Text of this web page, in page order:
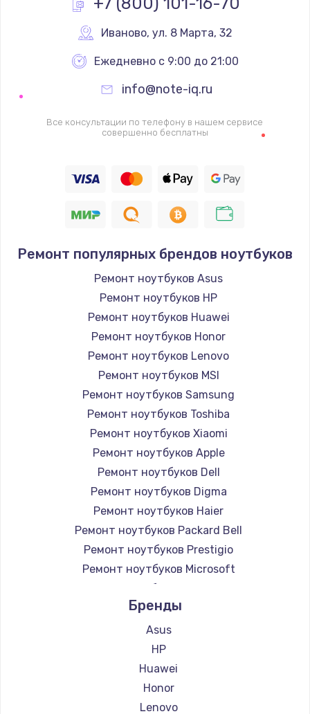
Иваново, ул. 8 Марта, 32
Ежедневно с 9:00 до 21:00
info@note-iq.ru
Все консультации по телефону в нашем сервисе
совершенно бесплатны
Ремонт популярных брендов ноутбуков
Ремонт ноутбуков Asus
Ремонт ноутбуков HP
Ремонт ноутбуков Huawei
Ремонт ноутбуков Honor
Ремонт ноутбуков Lenovo
Ремонт ноутбуков MSI
Ремонт ноутбуков Samsung
Ремонт ноутбуков Toshiba
Ремонт ноутбуков Xiaomi
Ремонт ноутбуков Apple
Ремонт ноутбуков Dell
Ремонт ноутбуков Digma
Ремонт ноутбуков Haier
Ремонт ноутбуков Packard Bell
Ремонт ноутбуков Prestigio
Ремонт ноутбуков Microsoft
Ремонт ноутбуков Alienware
Ремонт ноутбуков Aquarius
Ремонт ноутбуков Gigabyte
Ремонт ноутбуков Aorus
Ремонт ноутбуков Maibenben
Ремонт ноутбуков Getac
Ремонт ноутбуков Epson
Бренды
Asus
HP
Huawei
Honor
Lenovo